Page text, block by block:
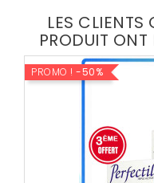
LES CLIENTS
PRODUIT ONT
PROMO ! -50%